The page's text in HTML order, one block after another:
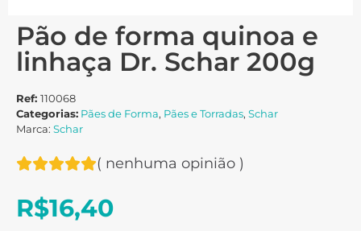
Pão de forma quinoa e
linhaça Dr. Schar 200g
Ref: 110068
Categorias: Pães de Forma, Pães e Torradas, Schar
Marca: Schar
( nenhuma opinião )
R$16,40